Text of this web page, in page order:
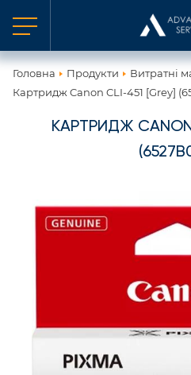
Головна Продукти
Витратні
Картридж Canon CLI-451 [Grey]
КАРТРИДЖ CANON